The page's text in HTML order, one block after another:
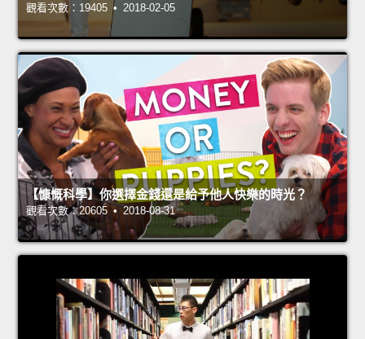
觀看次數：19405 • 2018-02-05
【慷慨科學】你選擇金錢還是給予他人快樂的時光？
觀看次數：20605 • 2018-08-31